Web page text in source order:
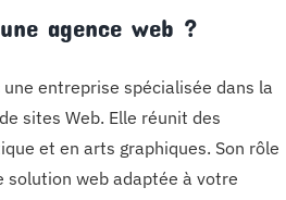
agence web ?
entreprise spécialisée dans la
sites Web. Elle réunit des
et en arts graphiques. Son rôle
solution web adaptée à votre